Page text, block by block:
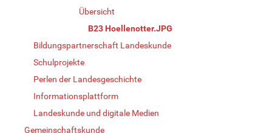
Übersicht
B23 Hoellenotter.JPG
Bildungspartnerschaft Landeskunde
Schulprojekte
Perlen der Landesgeschichte
Informationsplattform
Landeskunde und digitale Medien
Gemeinschaftskunde